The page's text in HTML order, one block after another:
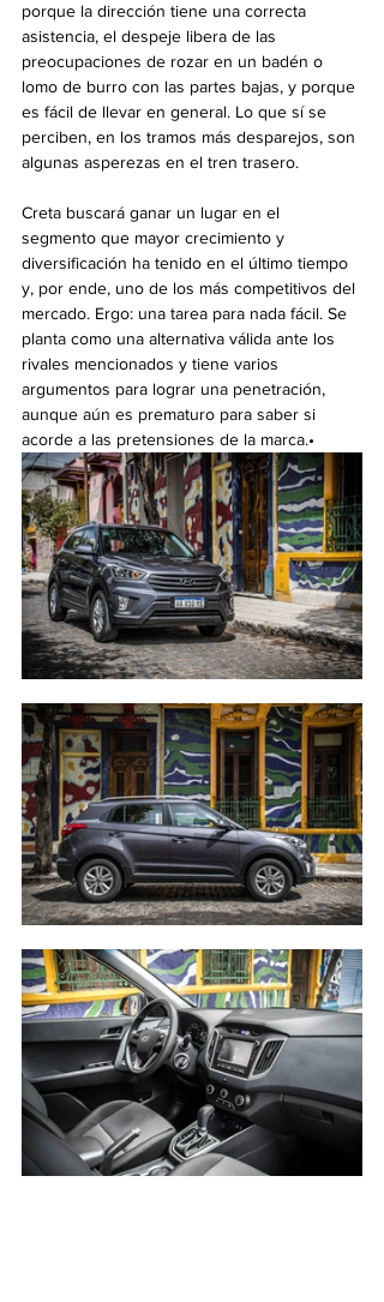
porque la dirección tiene una correcta
asistencia, el despeje libera de las
preocupaciones de rozar en un badén o
lomo de burro con las partes bajas, y porque
es fácil de llevar en general. Lo que sí se
perciben, en los tramos más desparejos, son
algunas asperezas en el tren trasero.
Creta buscará ganar un lugar en el
segmento que mayor crecimiento y
diversificación ha tenido en el último tiempo
y, por ende, uno de los más competitivos del
mercado. Ergo: una tarea para nada fácil. Se
planta como una alternativa válida ante los
rivales mencionados y tiene varios
argumentos para lograr una penetración,
aunque aún es prematuro para saber si
acorde a las pretensiones de la marca.•